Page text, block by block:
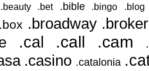
.beauty .bet .bible .bingo .blog
.box .broadway .broker
.cal .call .cam
.casino .catalonia